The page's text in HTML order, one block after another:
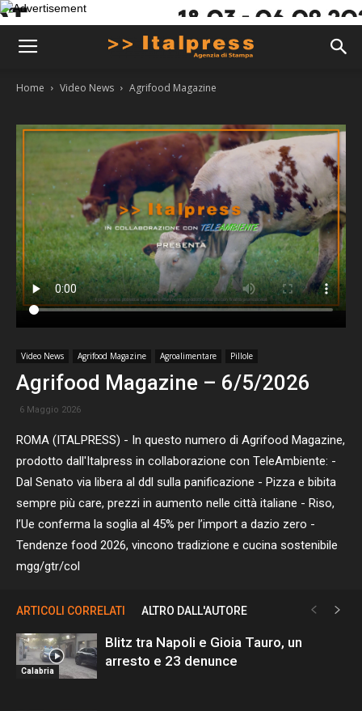
Home Video News Agrifood Magazine
Video News Agrifood Magazine Agroalimentare Pillole
Agrifood Magazine – 6/5/2026
6 Maggio 2026
ROMA (ITALPRESS) - In questo numero di Agrifood Magazine,
prodotto dall'Italpress in collaborazione con TeleAmbiente: -
Dal Senato via libera al ddl sulla panificazione - Pizza e bibita
sempre più care, prezzi in aumento nelle città italiane - Riso,
l’Ue conferma la soglia al 45% per l’import a dazio zero -
Tendenze food 2026, vincono tradizione e cucina sostenibile
mgg/gtr/col
ARTICOLI CORRELATI ALTRO DALL'AUTORE
Calabria
Blitz tra Napoli e Gioia Tauro, un
arresto e 23 denunce